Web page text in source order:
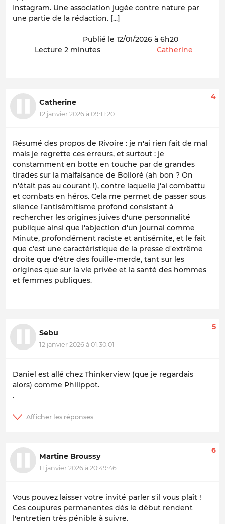
Instagram. Une association jugée contre nature par
une partie de la rédaction. [...]
Publié le 12/01/2026 à 6h20
Lecture 2 minutes Catherine
Catherine
12 janvier 2026 à 09:11:20
4
Résumé des propos de Rivoire : je n'ai rien fait de mal
mais je regrette ces erreurs, et surtout : je
constamment en botte en touche par de grandes
tirades sur la malfaisance de Bolloré (ah bon ? On
n'était pas au courant !), contre laquelle j'ai combattu
et combats en héros. Cela me permet de passer sous
silence l'antisémitisme profond consistant à
rechercher les origines juives d'une personnalité
publique ainsi que l'abjection d'un journal comme
Minute, profondément raciste et antisémite, et le fait
que c'est une caractéristique de la presse d'extrême
droite que d'être des fouille-merde, tant sur les
origines que sur la vie privée et la santé des hommes
et femmes publiques.
Sebu
12 janvier 2026 à 01:30:01
5
Daniel est allé chez Thinkerview (que je regardais
alors) comme Philippot.
.
Martine Broussy
11 janvier 2026 à 20:49:46
6
Vous pouvez laisser votre invité parler s'il vous plaît !
Ces coupures permanentes dès le début rendent
l'entretien très pénible à suivre.